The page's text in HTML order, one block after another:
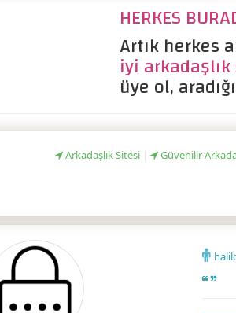
HERKES
Artık herkes
iyi
üye ol,
Arkadaşlık Sitesi | Güvenilir